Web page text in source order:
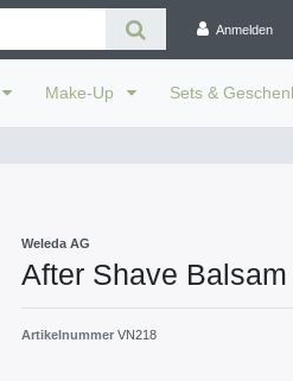
Anmelden
Make-Up Sets &
Weleda AG
After Shave
Artikelnummer VN218